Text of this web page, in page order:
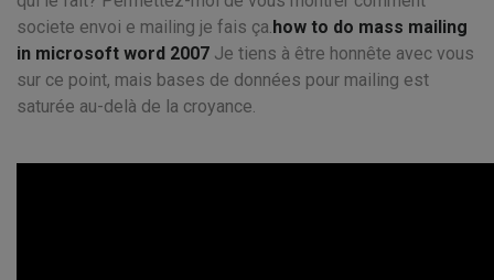
societe envoi e mailing je fais ça.how to do mass mailing
in microsoft word 2007 Je tiens à être honnête avec vous
sur ce point, mais bases de données pour mailing est
saturée au-delà de la croyance.